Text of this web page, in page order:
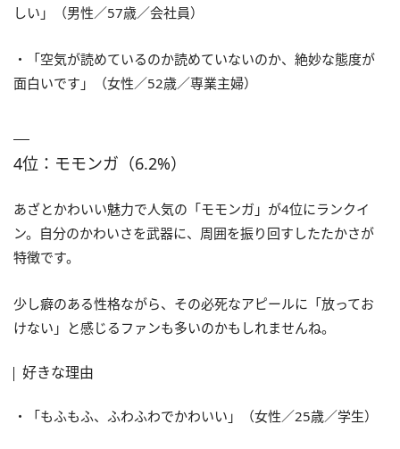
しい」（男性／57歳／会社員）
・「空気が読めているのか読めていないのか、絶妙な態度が
面白いです」（女性／52歳／専業主婦）
4位：モモンガ（6.2%）
あざとかわいい魅力で人気の「モモンガ」が4位にランクイ
ン。自分のかわいさを武器に、周囲を振り回すしたたかさが
特徴です。
少し癖のある性格ながら、その必死なアピールに「放ってお
けない」と感じるファンも多いのかもしれませんね。
好きな理由
・「もふもふ、ふわふわでかわいい」（女性／25歳／学生）